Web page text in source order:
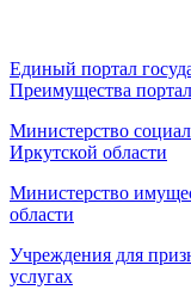
Единый портал
Преимущества
Министерство
Иркутской области
Министерство
области
Учреждения для
услугах